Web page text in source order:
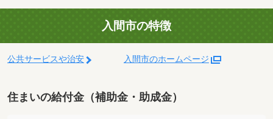
入間市の特徴
公共サービスや治安 入間市のホームページ
住まいの給付金（補助金・助成金）